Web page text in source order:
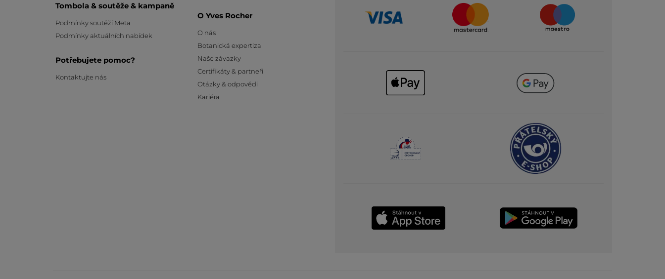
Tombola & soutěže & kampaně
Podmínky soutěží Meta
Podmínky aktuálních nabídek
Potřebujete pomoc?
Kontaktujte nás
O Yves Rocher
O nás
Botanická expertiza
Naše závazky
Certifikáty & partneři
Otázky & odpovědi
Kariéra